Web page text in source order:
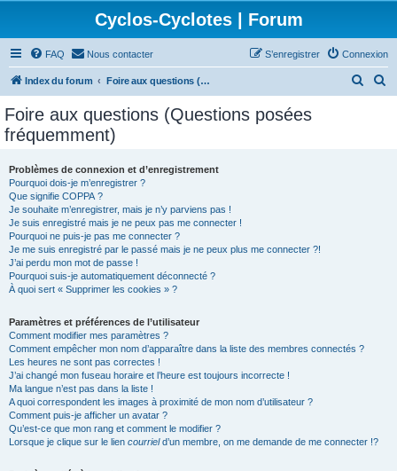
Cyclos-Cyclotes | Forum
FAQ Nous contacter Connexion
S’enregistrer
Index du forum Foire aux questions (Questions posées fréquemment)
Foire aux questions (Questions posées
fréquemment)
Problèmes de connexion et d’enregistrement
Pourquoi dois-je m’enregistrer ?
Que signifie COPPA ?
Je souhaite m’enregistrer, mais je n’y parviens pas !
Je suis enregistré mais je ne peux pas me connecter !
Pourquoi ne puis-je pas me connecter ?
Je me suis enregistré par le passé mais je ne peux plus me connecter ?!
J’ai perdu mon mot de passe !
Pourquoi suis-je automatiquement déconnecté ?
À quoi sert « Supprimer les cookies » ?
Paramètres et préférences de l’utilisateur
Comment modifier mes paramètres ?
Comment empêcher mon nom d’apparaître dans la liste des membres connectés ?
Les heures ne sont pas correctes !
J’ai changé mon fuseau horaire et l’heure est toujours incorrecte !
Ma langue n’est pas dans la liste !
A quoi correspondent les images à proximité de mon nom d’utilisateur ?
Comment puis-je afficher un avatar ?
Qu’est-ce que mon rang et comment le modifier ?
Lorsque je clique sur le lien courrield’un membre, on me demande de me connecter !?